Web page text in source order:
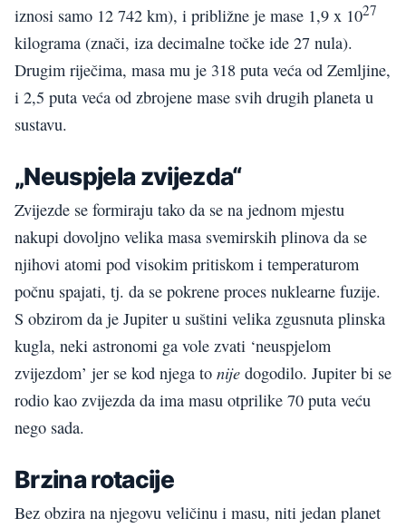
iznosi samo 12 742 km), i približne je mase 1,9 x 1027
kilograma (znači, iza decimalne točke ide 27 nula).
Drugim riječima, masa mu je 318 puta veća od Zemljine,
i 2,5 puta veća od zbrojene mase svih drugih planeta u
sustavu.
„Neuspjela zvijezda“
Zvijezde se formiraju tako da se na jednom mjestu
nakupi dovoljno velika masa svemirskih plinova da se
njihovi atomi pod visokim pritiskom i temperaturom
počnu spajati, tj. da se pokrene proces nuklearne fuzije.
S obzirom da je Jupiter u suštini velika zgusnuta plinska
kugla, neki astronomi ga vole zvati ‘neuspjelom
zvijezdom’ jer se kod njega to nije dogodilo. Jupiter bi se
rodio kao zvijezda da ima masu otprilike 70 puta veću
nego sada.
Brzina rotacije
Bez obzira na njegovu veličinu i masu, niti jedan planet